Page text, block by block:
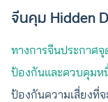
จีนคุม Hidden
ทางการจีนประกาศจุ
ป้องกันและควบคุมห
ป้องกันความเสี่ยงที่